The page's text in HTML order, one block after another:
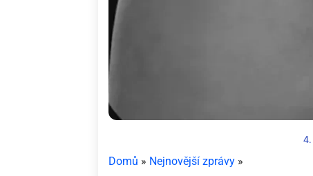
Domů » Nejnovější zprávy »